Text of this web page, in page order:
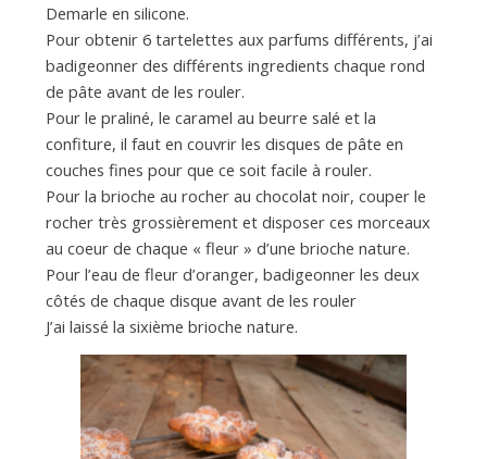
Demarle en silicone.
Pour obtenir 6 tartelettes aux parfums différents, j’ai
badigeonner des différents ingredients chaque rond
de pâte avant de les rouler.
Pour le praliné, le caramel au beurre salé et la
confiture, il faut en couvrir les disques de pâte en
couches fines pour que ce soit facile à rouler.
Pour la brioche au rocher au chocolat noir, couper le
rocher très grossièrement et disposer ces morceaux
au coeur de chaque « fleur » d’une brioche nature.
Pour l’eau de fleur d’oranger, badigeonner les deux
côtés de chaque disque avant de les rouler
J’ai laissé la sixième brioche nature.